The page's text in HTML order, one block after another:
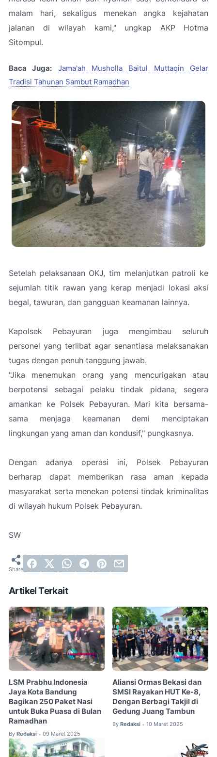
malam hari, sekaligus menekan angka kejahatan
jalanan di wilayah kami," ungkap AKP Hotma
Sitompul.
Baca Juga:
Jama'ah Musholla Baitul Muttaqin Gelar
Tradisi Tahunan Sambut Ramadhan
Setelah pelaksanaan OKJ, tim melanjutkan patroli ke
sejumlah titik rawan yang kerap menjadi lokasi aksi
begal, tawuran, dan gangguan keamanan lainnya.
Kapolsek Pebayuran juga mengimbau seluruh
personel yang terlibat agar senantiasa melaksanakan
tugas dengan penuh tanggung jawab.
"Jika menemukan orang yang mencurigakan atau
berpotensi sebagai pelaku tindak pidana, segera
amankan ke Polsek Pebayuran. Mari kita bersama-
sama menjaga keamanan demi menciptakan
lingkungan yang aman dan kondusif," pungkasnya.
Dengan adanya operasi ini, Polsek Pebayuran
berharap dapat memberikan rasa aman kepada
masyarakat serta menekan potensi tindak kriminalitas
di wilayah hukum Polsek Pebayuran.
SW
Artikel Terkait
LSM Prabhu Indonesia
Jaya Kota Bandung
Bagikan 250 Paket Nasi
untuk Buka Puasa di Bulan
Ramadhan
By Redaksi • 09 Maret 2025
Aliansi Ormas Bekasi dan
SMSI Rayakan HUT Ke-8,
Dengan Berbagi Takjil di
Gedung Juang Tambun
By Redaksi • 10 Maret 2025